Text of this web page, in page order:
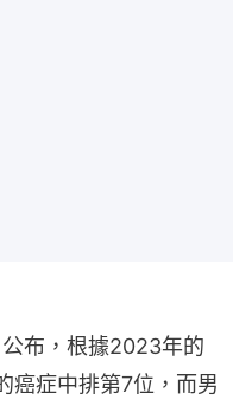
布，根據2023年的
癌症中排第7位，而男